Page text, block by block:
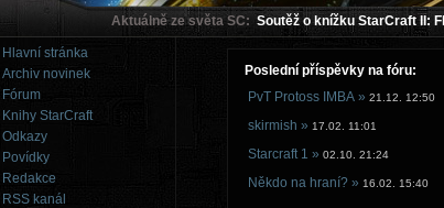
Aktuálně ze světa SC: Soutěž o knížku StarCraft II:
Hlavní stránka
Archiv novinek
Fórum
Knihy StarCraft
Odkazy
Povídky
Redakce
RSS kanál
Poslední příspěvky na fóru:
PvT Protoss IMBA » 21.12. 12:50
skirmish » 17.02. 11:01
Starcraft 1 » 02.10. 21:24
Někdo na hraní? » 16.02. 15:40